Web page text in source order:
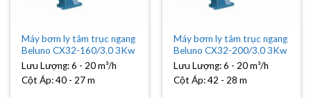
Máy bơm ly tâm trục ngang
Beluno CX32-160/3.0 3Kw
Lưu Lượng:6 - 20 m³/h
Cột Áp:40 - 27 m
Máy bơm ly tâm trục ngang
Beluno CX32-200/3.0 3Kw
Lưu Lượng:6 - 20 m³/h
Cột Áp:42 - 28 m